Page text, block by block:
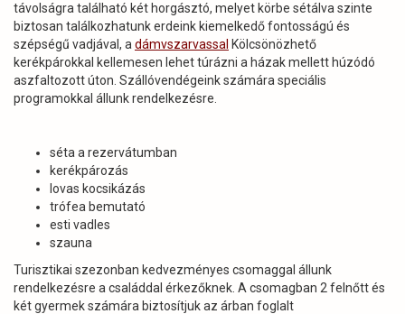
távolságra található két horgásztó, melyet körbe sétálva szinte
biztosan találkozhatunk erdeink kiemelkedő fontosságú és
szépségű vadjával, a dámvszarvassal Kölcsönözhető
kerékpárokkal kellemesen lehet túrázni a házak mellett húzódó
aszfaltozott úton. Szállóvendégeink számára speciális
programokkal állunk rendelkezésre.
séta a rezervátumban
kerékpározás
lovas kocsikázás
trófea bemutató
esti vadles
szauna
Turisztikai szezonban kedvezményes csomaggal állunk
rendelkezésre a családdal érkezőknek. A csomagban 2 felnőtt és
két gyermek számára biztosítjuk az árban foglalt